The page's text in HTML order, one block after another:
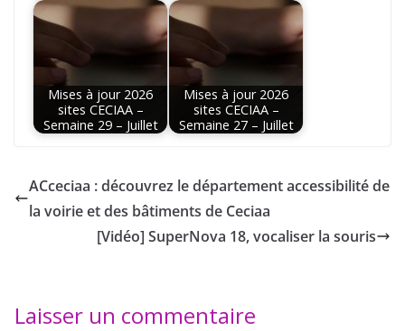
Mises à jour 2026
sites CECIAA –
Semaine 29 – Juillet
Mises à jour 2026
sites CECIAA –
Semaine 27 – Juillet
ACceciaa : découvrez le département accessibilité de
la voirie et des bâtiments de Ceciaa
[Vidéo] SuperNova 18, vocaliser la souris
Laisser un commentaire